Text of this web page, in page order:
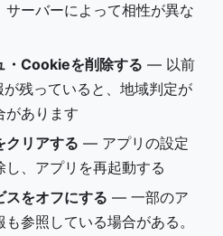
サーバーによって相性が異な
・Cookieを削除する — 以前
残っていると、地域判定が
があります
クリアする — アプリの設定
、アプリを再起動する
スをオフにする — 一部のア
参照している場合がある。